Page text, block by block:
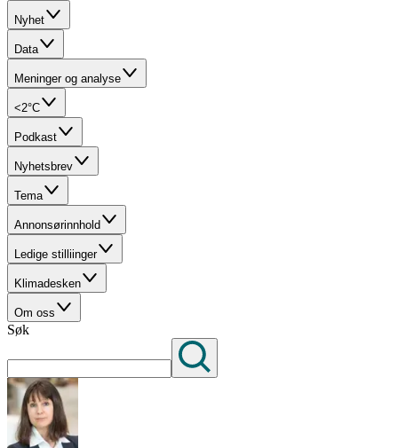
Nyhet
Data
Meninger og analyse
<2°C
Podkast
Nyhetsbrev
Tema
Annonsørinnhold
Ledige stilliinger
Klimadesken
Om oss
Søk